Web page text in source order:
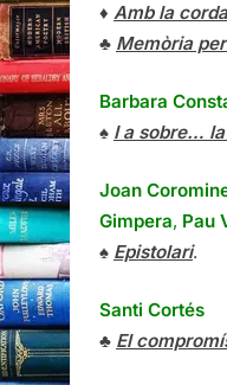
♦ Amb la
♣ Memòria
Barbara
♠ I a sobre…
Joan
Gimpera, Pau
♠ Epistolari.
Santi Cortés
♣ El